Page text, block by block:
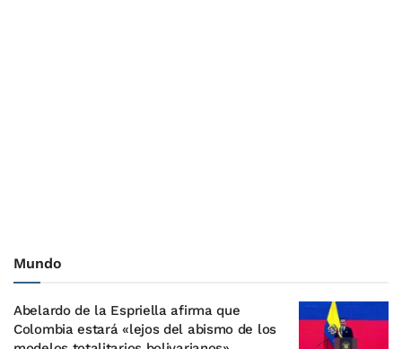
Mundo
Abelardo de la Espriella afirma que
Colombia estará «lejos del abismo de los